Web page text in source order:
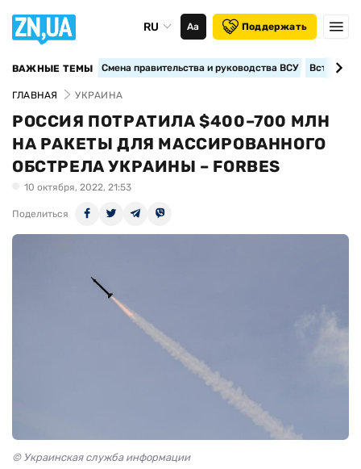
RU Аа Поддержать
ВАЖНЫЕ ТЕМЫ Смена правительства и руководства ВСУ
ГЛАВНАЯ УКРАИНА
РОССИЯ ПОТРАТИЛА $400–700 МЛН
НА РАКЕТЫ ДЛЯ МАССИРОВАННОГО
ОБСТРЕЛА УКРАИНЫ – FORBES
10 октября, 2022, 21:53
Поделиться
© Украинская служба информации